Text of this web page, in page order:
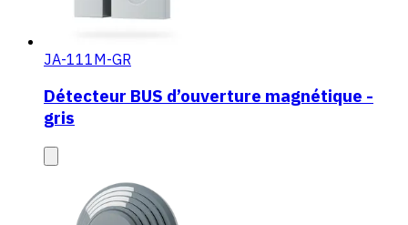
JA-111M-GR
Détecteur BUS d’ouverture magnétique -
gris